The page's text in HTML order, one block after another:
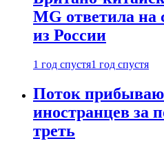
MG ответила на
из России
1 год спустя1 год спустя
Поток
иностранцев за
треть